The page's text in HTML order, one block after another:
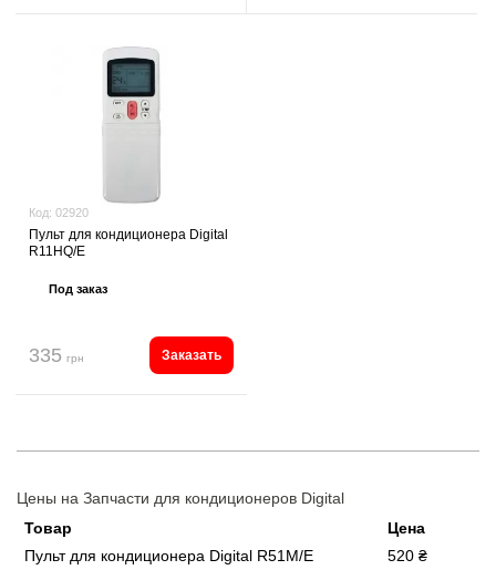
Код: 02920
Пульт для кондиционера Digital
R11HQ/E
Под заказ
335 грн Заказать
Цены на Запчасти для кондиционеров Digital
Товар
Цена
Пульт для кондиционера Digital R51M/E
520 ₴